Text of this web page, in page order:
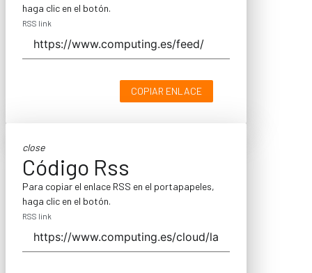
haga clic en el botón.
RSS link
COPIAR ENLACE
close
Código Rss
Para copiar el enlace RSS en el portapapeles,
haga clic en el botón.
RSS link